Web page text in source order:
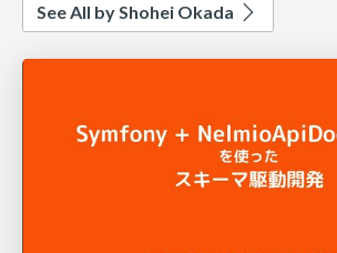
See All by Shohei Okada